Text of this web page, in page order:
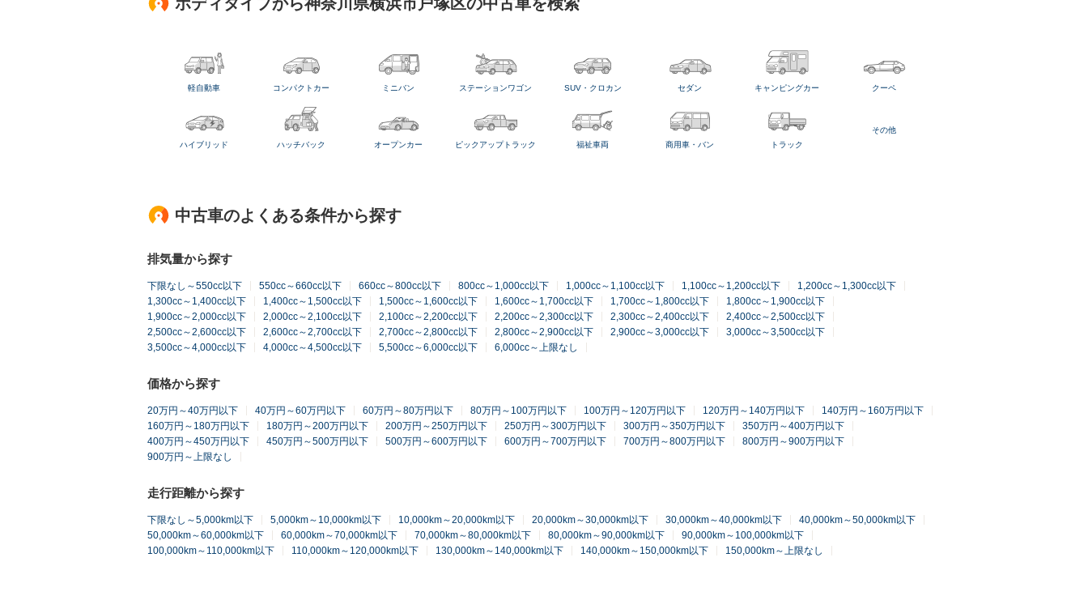
軽自動車 コンパクトカー ミニバン ステーションワゴン SUV・クロカン セダン キャンピングカー クーペ
ハイブリッド ハッチバック オープンカー ピックアップトラック 福祉車両 商用車・バン トラック
その他
中古車のよくある条件から探す
排気量から探す
下限なし～550cc以下 550cc～660cc以下 660cc～800cc以下 800cc～1,000cc以下 1,000cc～1,100cc以下 1,100cc～1,200cc以下
1,200cc～1,300cc以下
1,300cc～1,400cc以下
1,400cc～1,500cc以下 1,500cc～1,600cc以下 1,600cc～1,700cc以下 1,700cc～1,800cc以下
1,800cc～1,900cc以下
1,900cc～2,000cc以下
2,000cc～2,100cc以下 2,100cc～2,200cc以下 2,200cc～2,300cc以下 2,300cc～2,400cc以下
2,400cc～2,500cc以下
2,500cc～2,600cc以下
2,600cc～2,700cc以下 2,700cc～2,800cc以下 2,800cc～2,900cc以下 2,900cc～3,000cc以下
3,000cc～3,500cc以下
3,500cc～4,000cc以下
4,000cc～4,500cc以下 5,500cc～6,000cc以下 6,000cc～上限なし
価格から探す
20万円～40万円以下 40万円～60万円以下 60万円～80万円以下 80万円～100万円以下 100万円～120万円以下 120万円～140万円以下
140万円～160万円以下
160万円～180万円以下
180万円～200万円以下 200万円～250万円以下 250万円～300万円以下 300万円～350万円以下
350万円～400万円以下
400万円～450万円以下
450万円～500万円以下 500万円～600万円以下 600万円～700万円以下 700万円～800万円以下
800万円～900万円以下
900万円～上限なし
走行距離から探す
下限なし～5,000km以下 5,000km～10,000km以下 10,000km～20,000km以下 20,000km～30,000km以下 30,000km～40,000km以下
40,000km～50,000km以下
50,000km～60,000km以下
60,000km～70,000km以下 70,000km～80,000km以下 80,000km～90,000km以下
90,000km～100,000km以下
100,000km～110,000km以下
110,000km～120,000km以下 130,000km～140,000km以下 140,000km～150,000km以下 150,000km～上限なし